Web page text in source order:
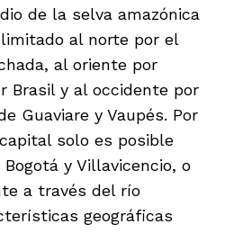
de la selva amazónica
al norte por el
al oriente por
Brasil y al occidente por
Guaviare y Vaupés. Por
solo es posible
y Villavicencio, o
a través del río
geográficas